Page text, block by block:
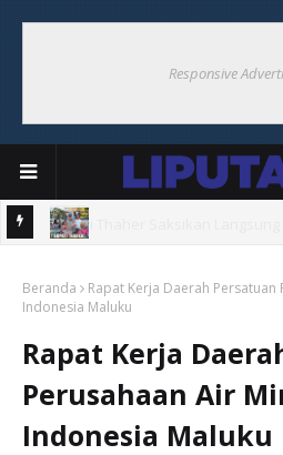
Responsive
Warga
Beranda
Rapat Kerja Daerah
Indonesia Maluku
Rapat Kerja
Perusahaan Air
Indonesia Maluku